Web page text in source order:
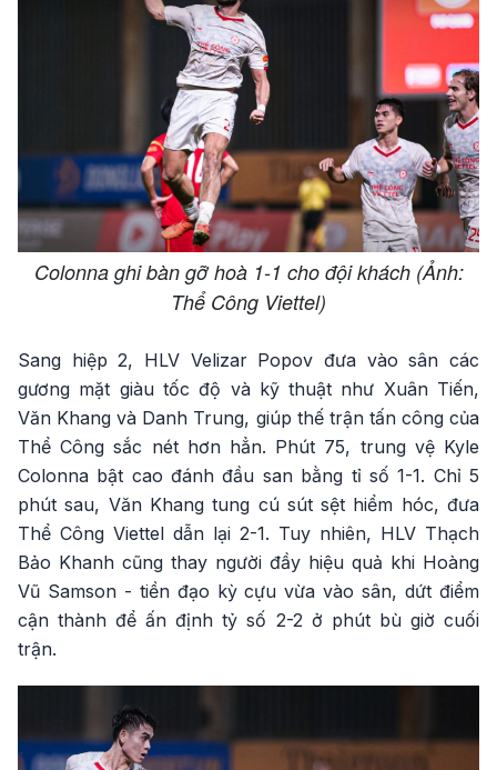
Colonna ghi bàn gỡ hoà 1-1 cho đội khách (Ảnh:
Thể Công Viettel)
Sang hiệp 2, HLV Velizar Popov đưa vào sân các
gương mặt giàu tốc độ và kỹ thuật như Xuân Tiến,
Văn Khang và Danh Trung, giúp thế trận tấn công của
Thể Công sắc nét hơn hẳn. Phút 75, trung vệ Kyle
Colonna bật cao đánh đầu san bằng tỉ số 1-1. Chỉ 5
phút sau, Văn Khang tung cú sút sệt hiểm hóc, đưa
Thể Công Viettel dẫn lại 2-1. Tuy nhiên, HLV Thạch
Bảo Khanh cũng thay người đầy hiệu quả khi Hoàng
Vũ Samson - tiền đạo kỳ cựu vừa vào sân, dứt điểm
cận thành để ấn định tỷ số 2-2 ở phút bù giờ cuối
trận.